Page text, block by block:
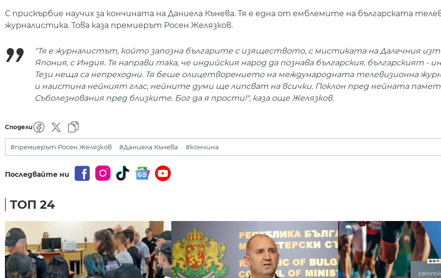
С прискърбие научих за кончината на Даниела Кънева. Тя е една от емблемите на българската
журналистика. Това каза премиерът Росен Желязков.
"Тя е журналистът, който запозна българите с изяществото, с мистиката на Далечния
Япония, с Индия. Тя направи така, че индийския народ да познава българския, българският -
Тези неща са непреходни. Тя беше олицетворението на международната телевизионна
и наистина нейният глас, нейните думи ще липсват на всички. Поклон пред нейната
Съболезнования пред близките. Бог да я прости!", каза още Желязков.
Сподели
#премиерът Росен Желязков #Даниела Кънева #кончина
Последвайте ни
ТОП 24